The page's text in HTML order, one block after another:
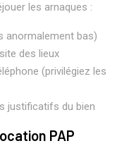
les arnaques :
anormalement bas)
des lieux
(privilégiez les
justificatifs du bien
PAP